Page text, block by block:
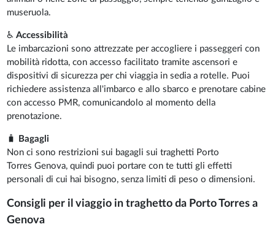
museruola.
♿Accessibilità
Le imbarcazioni sono attrezzate per accogliere i passeggeri con
mobilità ridotta, con accesso facilitato tramite ascensori e
dispositivi di sicurezza per chi viaggia in sedia a rotelle. Puoi
richiedere assistenza all'imbarco e allo sbarco e prenotare cabine
con accesso PMR, comunicandolo al momento della
prenotazione.
🧳
Bagagli
Non ci sono restrizioni sui bagagli sui traghetti Porto
Torres Genova, quindi puoi portare con te tutti gli effetti
personali di cui hai bisogno, senza limiti di peso o dimensioni.
Consigli per il viaggio in traghetto da Porto Torres a
Genova